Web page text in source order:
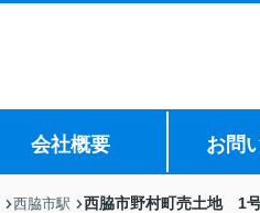
会社概要 お問
西脇市駅 西脇市野村町売土地 1